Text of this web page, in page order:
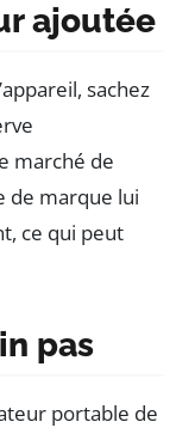
ajoutée
sachez
marché de
de marque lui
ce qui peut
pas
portable de